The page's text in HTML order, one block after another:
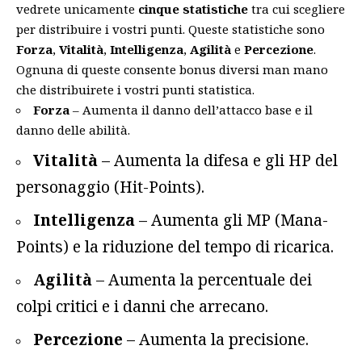
vedrete unicamente cinque statistiche tra cui scegliere
per distribuire i vostri punti. Queste statistiche sono
Forza, Vitalità, Intelligenza, Agilità e Percezione.
Ognuna di queste consente bonus diversi man mano
che distribuirete i vostri punti statistica.
Forza – Aumenta il danno dell’attacco base e il
danno delle abilità.
Vitalità– Aumenta la difesa e gli HP del
personaggio (Hit-Points).
Intelligenza– Aumenta gli MP (Mana-
Points) e la riduzione del tempo di ricarica.
Agilità– Aumenta la percentuale dei
colpi critici e i danni che arrecano.
Percezione – Aumenta la precisione.